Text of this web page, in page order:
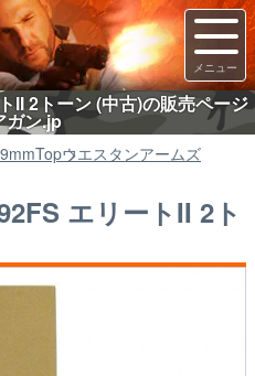
II 2トーン (中古)の販売ページ
ガン.jp
Topウエスタンアームズ
エリートII 2ト